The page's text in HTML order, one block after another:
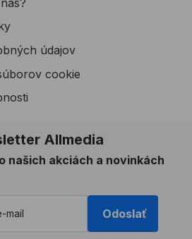
údajov
cookie
Allmedia
našich akciách a novinkách
Odoslať